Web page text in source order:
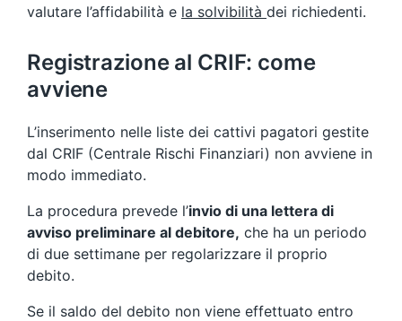
valutare l’affidabilità e la solvibilità dei richiedenti.
Registrazione al CRIF: come
avviene
L’inserimento nelle liste dei cattivi pagatori gestite
dal CRIF (Centrale Rischi Finanziari) non avviene in
modo immediato.
La procedura prevede l’invio di una lettera di
avviso preliminare al debitore, che ha un periodo
di due settimane per regolarizzare il proprio
debito.
Se il saldo del debito non viene effettuato entro